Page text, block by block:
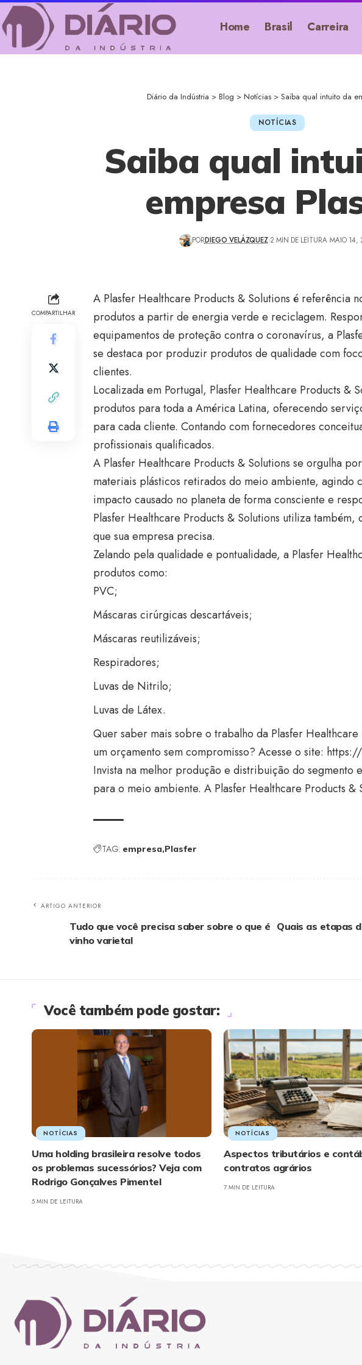
Home Brasil Carreira
Diário da Indústria > Blog > Notícias >Saiba qual intuito da
NOTÍCIAS
Saiba qual
empresa
PORDIEGO VELÁZQUEZ 2 MIN DE LEITURA MAIO 14,
COMPARTILHAR
A Plasfer Healthcare Products & Solutions é referência
produtos a partir de energia verde e reciclagem.
equipamentos de proteção contra o coronavírus, a
se destaca por produzir produtos de qualidade com
clientes.
Localizada em Portugal, Plasfer Healthcare Products &
produtos para toda a América Latina, oferecendo
para cada cliente. Contando com fornecedores
profissionais qualificados.
A Plasfer Healthcare Products & Solutions se orgulha
materiais plásticos retirados do meio ambiente, agindo
impacto causado no planeta de forma consciente e
Plasfer Healthcare Products & Solutions utiliza
que sua empresa precisa.
Zelando pela qualidade e pontualidade, a Plasfer
produtos como:
PVC;
Máscaras cirúrgicas descartáveis;
Máscaras reutilizáveis;
Respiradores;
Luvas de Nitrilo;
Luvas de Látex.
Quer saber mais sobre o trabalho da Plasfer
um orçamento sem compromisso? Acesse o site:
Invista na melhor produção e distribuição do segmento
para o meio ambiente. A Plasfer Healthcare Products &
TAG: empresa Plasfer
ARTIGO ANTERIOR
Tudo que você precisa saber sobre o que é
vinho varietal
Quais as etapas
Você também pode gostar:
NOTÍCIAS
Uma holding brasileira resolve todos
os problemas sucessórios? Veja com
Rodrigo Gonçalves Pimentel
5 MIN DE LEITURA
NOTÍCIAS
Aspectos tributários e
contratos agrários
7 MIN DE LEITURA